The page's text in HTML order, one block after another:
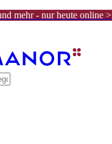
mehr - nur heute online >